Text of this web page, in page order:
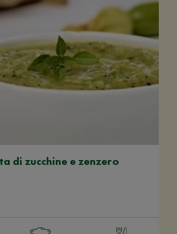
di zucchine e zenzero